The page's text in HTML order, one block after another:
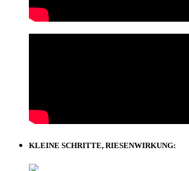
KLEINE SCHRITTE, RIESENWIRKUNG: